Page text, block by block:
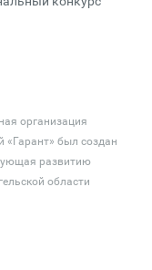
организация
«Гарант» был создан
развитию
области